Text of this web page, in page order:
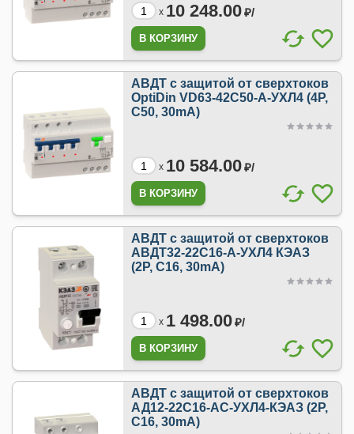
x 10 248.00₽/
АВДТ с защитой от сверхтоков
OptiDin VD63-42C50-A-УХЛ4 (4P,
C50, 30mA)
x 10 584.00₽/
АВДТ с защитой от сверхтоков
АВДТ32-22C16-A-УХЛ4 КЭАЗ
(2P, C16, 30mA)
x 1 498.00₽/
АВДТ с защитой от сверхтоков
АД12-22C16-АC-УХЛ4-КЭАЗ (2P,
C16, 30mA)